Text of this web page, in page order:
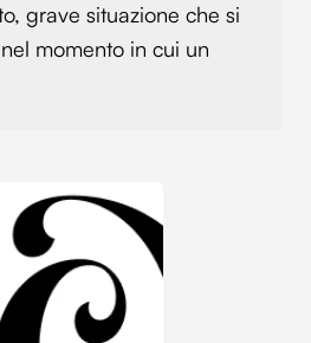
grave situazione che si
momento in cui un